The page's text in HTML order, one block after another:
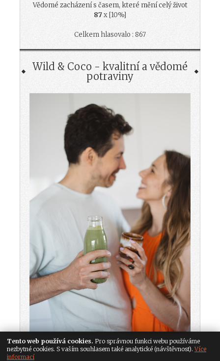
Vědomé zacházení s časem, které mění celý život
87x [10%]
Celkem hlasovalo : 867
Wild & Coco - kvalitní a vědomé
potraviny
Tento web používá cookies. Pro správnou funkci webu používáme
nezbytné cookies. S vaším souhlasem také analytické (návštěvnost).Více
informací